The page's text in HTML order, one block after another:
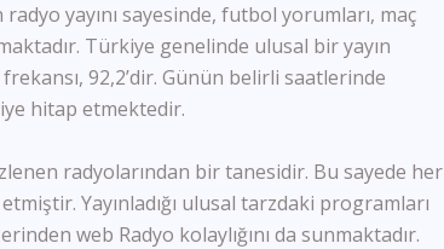
Sim Tv
TV4
TV1
Ton Tv
Uçankuş Tv
Kocaeli Tv
radyo yayını sayesinde, futbol yorumları, maç
Türkiye genelinde ulusal bir yayın
92,2’dir. Günün belirli saatlerinde
hitap etmektedir.
radyolarından bir tanesidir. Bu sayede her
Yayınladığı ulusal tarzdaki programları
web Radyo kolaylığını da sunmaktadır.